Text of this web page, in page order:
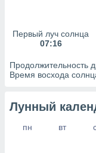
Первый луч солнца
07:16
Продолжительность
Время восхода
Лунный
пн вт